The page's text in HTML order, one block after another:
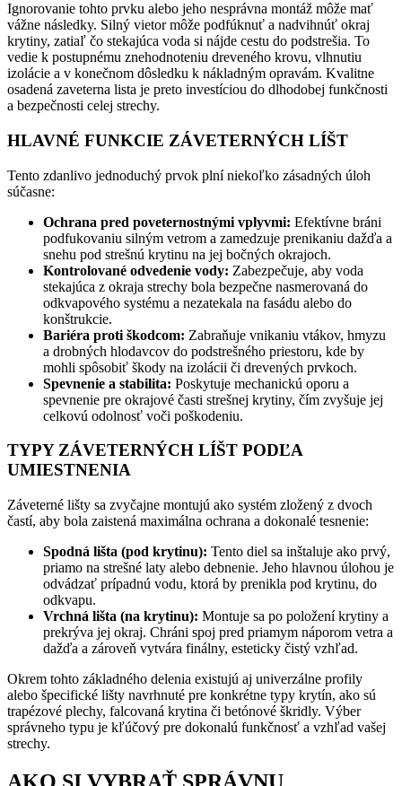
Ignorovanie tohto prvku alebo jeho nesprávna montáž môže mať
vážne následky. Silný vietor môže podfúknuť a nadvihnúť okraj
krytiny, zatiaľ čo stekajúca voda si nájde cestu do podstrešia. To
vedie k postupnému znehodnoteniu dreveného krovu, vlhnutiu
izolácie a v konečnom dôsledku k nákladným opravám. Kvalitne
osadená zaveterna lista je preto investíciou do dlhodobej funkčnosti
a bezpečnosti celej strechy.
HLAVNÉ FUNKCIE ZÁVETERNÝCH LÍŠT
Tento zdanlivo jednoduchý prvok plní niekoľko zásadných úloh
súčasne:
Ochrana pred poveternostnými vplyvmi: Efektívne bráni
podfukovaniu silným vetrom a zamedzuje prenikaniu dažďa a
snehu pod strešnú krytinu na jej bočných okrajoch.
Kontrolované odvedenie vody: Zabezpečuje, aby voda
stekajúca z okraja strechy bola bezpečne nasmerovaná do
odkvapového systému a nezatekala na fasádu alebo do
konštrukcie.
Bariéra proti škodcom: Zabraňuje vnikaniu vtákov, hmyzu
a drobných hlodavcov do podstrešného priestoru, kde by
mohli spôsobiť škody na izolácii či drevených prvkoch.
Spevnenie a stabilita: Poskytuje mechanickú oporu a
spevnenie pre okrajové časti strešnej krytiny, čím zvyšuje jej
celkovú odolnosť voči poškodeniu.
TYPY ZÁVETERNÝCH LÍŠT PODĽA
UMIESTNENIA
Záveterné lišty sa zvyčajne montujú ako systém zložený z dvoch
častí, aby bola zaistená maximálna ochrana a dokonalé tesnenie:
Spodná lišta (pod krytinu): Tento diel sa inštaluje ako prvý,
priamo na strešné laty alebo debnenie. Jeho hlavnou úlohou je
odvádzať prípadnú vodu, ktorá by prenikla pod krytinu, do
odkvapu.
Vrchná lišta (na krytinu): Montuje sa po položení krytiny a
prekrýva jej okraj. Chráni spoj pred priamym náporom vetra a
dažďa a zároveň vytvára finálny, esteticky čistý vzhľad.
Okrem tohto základného delenia existujú aj univerzálne profily
alebo špecifické lišty navrhnuté pre konkrétne typy krytín, ako sú
trapézové plechy, falcovaná krytina či betónové škridly. Výber
správneho typu je kľúčový pre dokonalú funkčnosť a vzhľad vašej
strechy.